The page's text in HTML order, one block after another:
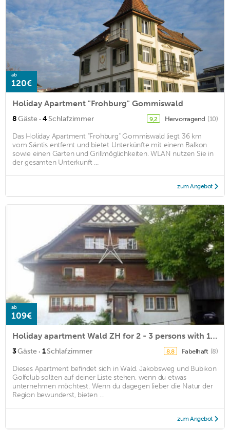
ab
120€
Holiday Apartment "Frohburg" Gommiswald
8Gäste · 4Schlafzimmer 9,2 Hervorragend (10)
Das Holiday Apartment "Frohburg" Gommiswald liegt 36 km
vom Säntis entfernt und bietet Unterkünfte mit einem Balkon
sowie einen Garten und Grillmöglichkeiten. WLAN nutzen Sie in
der gesamten Unterkunft ...
zum Angebot
ab
109€
Holiday apartment Wald ZH for 2 - 3 persons with 1 bedroom - Holiday apartment in a farmhouse
3Gäste · 1Schlafzimmer 8,8 Fabelhaft (8)
Dieses Apartment befindet sich in Wald. Jakobsweg und Bubikon
Golfclub sollten auf deiner Liste stehen, wenn du etwas
unternehmen möchtest. Wenn du dagegen lieber die Natur der
Region bewunderst, bieten ...
zum Angebot